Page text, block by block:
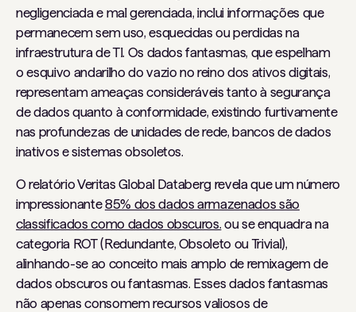
negligenciada e mal gerenciada, inclui informações que
permanecem sem uso, esquecidas ou perdidas na
infraestrutura de TI. Os dados fantasmas, que espelham
o esquivo andarilho do vazio no reino dos ativos digitais,
representam ameaças consideráveis ​​tanto à segurança
de dados quanto à conformidade, existindo furtivamente
nas profundezas de unidades de rede, bancos de dados
inativos e sistemas obsoletos.
O relatório Veritas Global Databerg revela que um número
impressionante85% dos dados armazenados são
classificados como dados obscuros. ou se enquadra na
categoria ROT (Redundante, Obsoleto ou Trivial),
alinhando-se ao conceito mais amplo de remixagem de
dados obscuros ou fantasmas. Esses dados fantasmas
não apenas consomem recursos valiosos de